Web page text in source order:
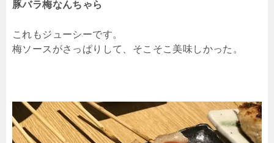
豚バラ梅なんちゃら
これもジューシーです。
梅ソースがさっぱりして、そこそこ美味しかった。